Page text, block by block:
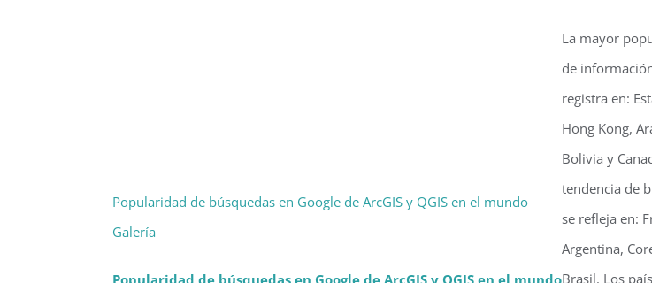
Popularidad de búsquedas en Google de ArcGIS y QGIS en el mundo
Galería
La mayor
de
registra en:
Hong Kong,
Bolivia y
tendencia de
se refleja en:
Argentina,
Brasil. Los